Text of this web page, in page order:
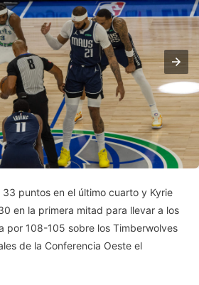
puntos en el último cuarto y Kyrie
en la primera mitad para llevar a los
por 108-105 sobre los Timberwolves
de la Conferencia Oeste el